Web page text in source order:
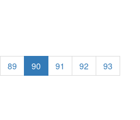
89 90 91 92
93